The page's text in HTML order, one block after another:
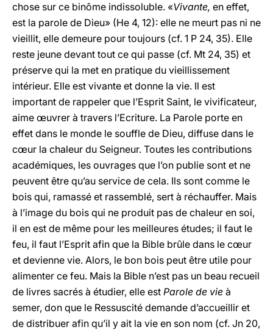
chose sur ce binôme indissoluble. «Vivante, en effet,
est la parole de Dieu» (He 4, 12): elle ne meurt pas ni ne
vieillit, elle demeure pour toujours (cf. 1 P 24, 35). Elle
reste jeune devant tout ce qui passe (cf. Mt 24, 35) et
préserve qui la met en pratique du vieillissement
intérieur. Elle est vivante et donne la vie. Il est
important de rappeler que l’Esprit Saint, le vivificateur,
aime œuvrer à travers l’Ecriture. La Parole porte en
effet dans le monde le souffle de Dieu, diffuse dans le
cœur la chaleur du Seigneur. Toutes les contributions
académiques, les ouvrages que l’on publie sont et ne
peuvent être qu’au service de cela. Ils sont comme le
bois qui, ramassé et rassemblé, sert à réchauffer. Mais
à l’image du bois qui ne produit pas de chaleur en soi,
il en est de même pour les meilleures études; il faut le
feu, il faut l’Esprit afin que la Bible brûle dans le cœur
et devienne vie. Alors, le bon bois peut être utile pour
alimenter ce feu. Mais la Bible n’est pas un beau recueil
de livres sacrés à étudier, elle est Parole de vie à
semer, don que le Ressuscité demande d’accueillir et
de distribuer afin qu’il y ait la vie en son nom (cf. Jn 20,